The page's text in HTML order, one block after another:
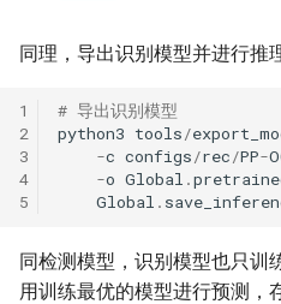
同理，导出识别模型并进行推
1
2
3
4
5
# 导出识别模型
python3 tools/
-c configs/rec/PP-
-o Global .
Global .
同检测模型，识别模型也只训
用训练最优的模型进行预测，